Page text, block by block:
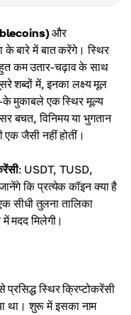
और
के बारे में बात करेंगे। स्थिर
कम उतार-चढ़ाव के साथ
शब्दों में, इनका लक्ष्य मूल
मुकाबले एक स्थिर मूल्य
बचत, विनिमय या भुगतान
जैसी नहीं होतीं।
: USDT, TUSD,
कि प्रत्येक कॉइन क्या है
तुलना तालिका
मदद मिलेगी।
स्थिर क्रिप्टोकरेंसी
था। शुरू में इसका नाम